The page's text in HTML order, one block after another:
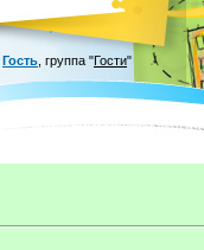
Гость группа "Гости"